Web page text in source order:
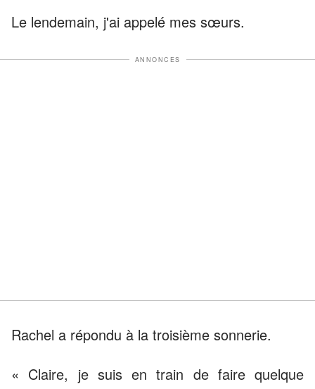
Le lendemain, j'ai appelé mes sœurs.
ANNONCES
Rachel a répondu à la troisième sonnerie.
« Claire, je suis en train de faire quelque